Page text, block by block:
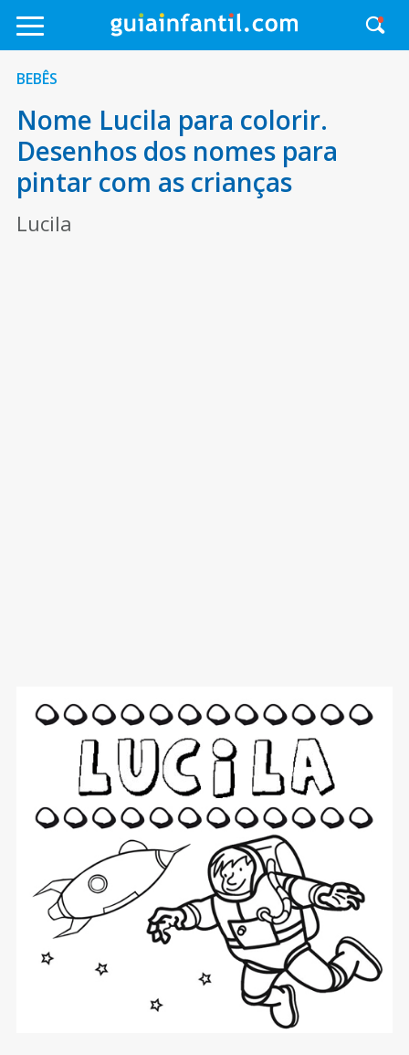
BEBÊS
Nome Lucila para colorir.
Desenhos dos nomes para
pintar com as crianças
Lucila